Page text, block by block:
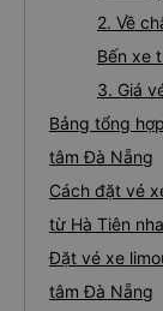
2. Về
Bến xe
3. Giá
Bảng tổng
tâm Đà Nẵng
Cách đặt vé
từ Hà Tiên
Đặt vé xe
tâm Đà Nẵng